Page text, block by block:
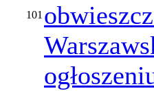
101